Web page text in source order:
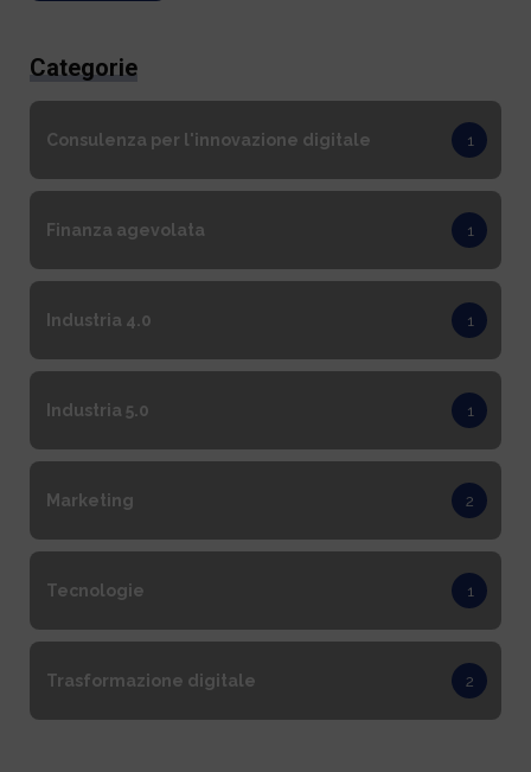
Categorie
Consulenza per l'innovazione digitale 1
Finanza agevolata 1
Industria 4.0 1
Industria 5.0 1
Marketing 2
Tecnologie 1
Trasformazione digitale 2